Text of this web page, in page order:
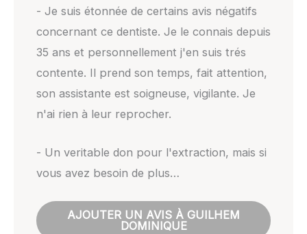
- Je suis étonnée de certains avis négatifs
concernant ce dentiste. Je le connais depuis
35 ans et personnellement j'en suis trés
contente. Il prend son temps, fait attention,
son assistante est soigneuse, vigilante. Je
n'ai rien à leur reprocher.
- Un veritable don pour l'extraction, mais si
vous avez besoin de plus…
AJOUTER UN AVIS À GUILHEM
DOMINIQUE